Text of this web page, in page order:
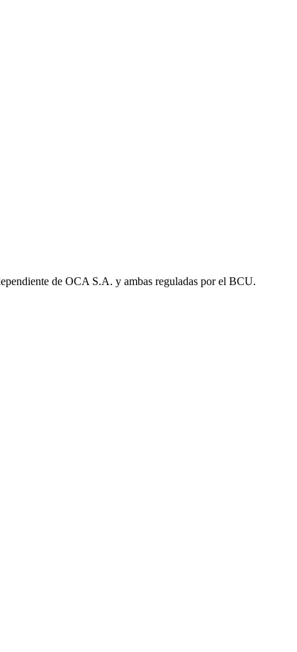
de OCA S.A. y ambas reguladas por el BCU.